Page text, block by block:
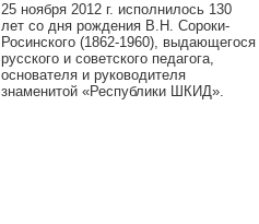
25 ноября 2012 г. исполнилось 130
лет со дня рождения В.Н. Сороки-
Росинского (1862-1960), выдающегося
русского и советского педагога,
основателя и руководителя
знаменитой «Республики ШКИД».